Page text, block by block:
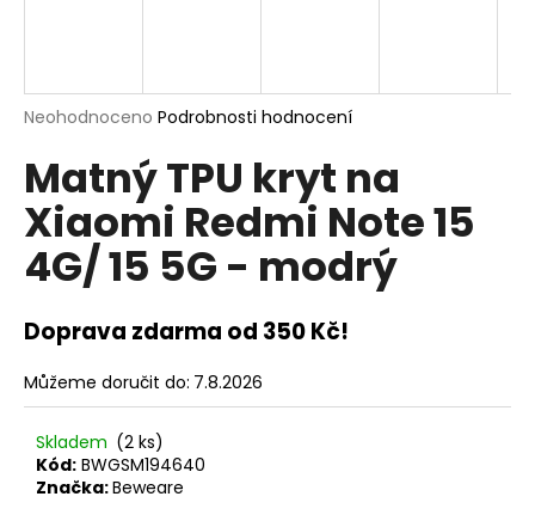
Průměrné
produktu
je
0,0
z
hvězdiček.
Neohodnoceno Podrobnosti hodnocení
Matný TPU kryt na
Xiaomi Redmi Note 15
4G/ 15 5G - modrý
Doprava zdarma od 350 Kč!
Můžeme doručit do: 7.8.2026
Skladem (2 ks)
Kód: BWGSM194640
Značka:Beweare
í
t
?
HLEDAT
D
o
p
o